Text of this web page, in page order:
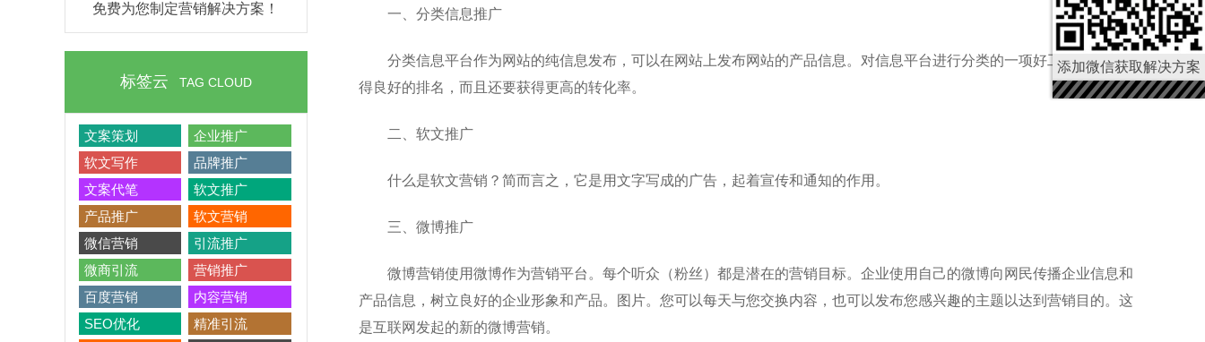
免费为您制定营销解决方案！
标签云 TAG CLOUD
文案策划
企业推广
软文写作
品牌推广
文案代笔
软文推广
产品推广
软文营销
微信营销
引流推广
微商引流
营销推广
百度营销
内容营销
SEO优化
精准引流
一、分类信息推广
分类信息平台作为网站的纯信息发布，可以在网站上发布网站的产品信息。对信息平台进行分类的一项好工作不仅是获
得良好的排名，而且还要获得更高的转化率。
二、软文推广
什么是软文营销？简而言之，它是用文字写成的广告，起着宣传和通知的作用。
三、微博推广
微博营销使用微博作为营销平台。每个听众（粉丝）都是潜在的营销目标。企业使用自己的微博向网民传播企业信息和
产品信息，树立良好的企业形象和产品。图片。您可以每天与您交换内容，也可以发布您感兴趣的主题以达到营销目的。这
是互联网发起的新的微博营销。
添加微信获取解决方案